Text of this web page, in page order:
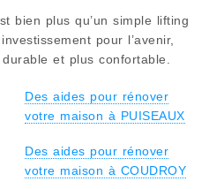
bien plus qu’un simple lifting
pour l’avenir,
et plus confortable.
Des aides pour rénover
votre maison à PUISEAUX
Des aides pour rénover
votre maison à COUDROY